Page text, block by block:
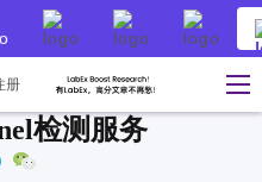
册
检测服务